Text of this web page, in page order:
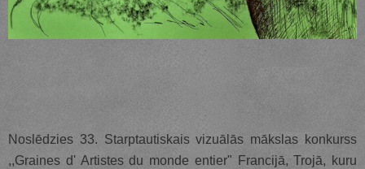
Noslēdzies 33. Starptautiskais vizuālās mākslas konkurss
,,Graines d' Artistes du monde entier" Francijā, Trojā, kuru